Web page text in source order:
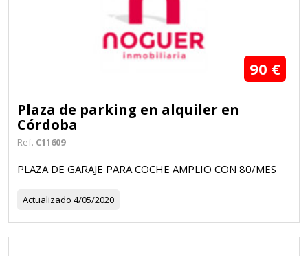
90 €
Plaza de parking en alquiler en
Córdoba
Ref. C11609
PLAZA DE GARAJE PARA COCHE AMPLIO CON 80/MES
Actualizado 4/05/2020